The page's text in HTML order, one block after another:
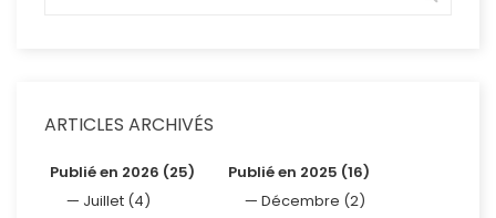
ARTICLES ARCHIVÉS
Publié en 2026 (25)
Juillet (4)
Publié en 2025 (16)
Décembre (2)